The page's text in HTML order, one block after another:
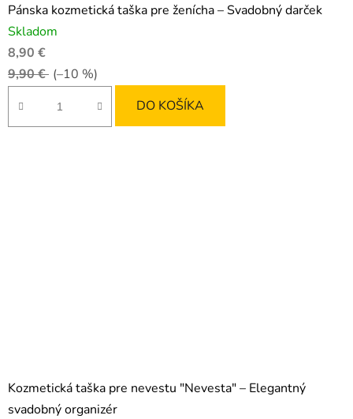
Pánska kozmetická taška pre ženícha – Svadobný darček
Skladom
8,90 €
9,90 € (–10 %)
DO KOŠÍKA
Kozmetická taška pre nevestu "Nevesta" – Elegantný
svadobný organizér